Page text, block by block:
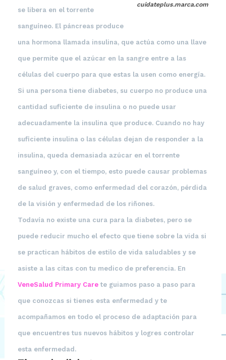
cuidateplus.marca.com
se libera en el torrente
sanguíneo. El páncreas produce
una hormona llamada insulina, que actúa como una llave
que permite que el azúcar en la sangre entre a las
células del cuerpo para que estas la usen como energía.
Si una persona tiene diabetes, su cuerpo no produce una
cantidad suficiente de insulina o no puede usar
adecuadamente la insulina que produce. Cuando no hay
suficiente insulina o las células dejan de responder a la
insulina, queda demasiada azúcar en el torrente
sanguíneo y, con el tiempo, esto puede causar problemas
de salud graves, como enfermedad del corazón, pérdida
de la visión y enfermedad de los riñones.
Todavía no existe una cura para la diabetes, pero se
puede reducir mucho el efecto que tiene sobre la vida si
se practican hábitos de estilo de vida saludables y se
asiste a las citas con tu medico de preferencia. En
VeneSalud Primary Care te guiamos paso a paso para
que conozcas si tienes esta enfermedad y te
acompañamos en todo el proceso de adaptación para
que encuentres tus nuevos hábitos y logres controlar
esta enfermedad.